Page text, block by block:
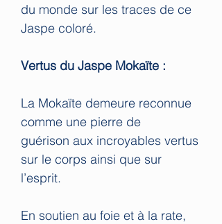
du monde sur les traces de ce
Jaspe coloré.
Vertus du Jaspe Mokaïte :
La Mokaïte demeure reconnue
comme une pierre de
guérison aux incroyables vertus
sur le corps ainsi que sur
l’esprit.
En soutien au foie et à la rate,